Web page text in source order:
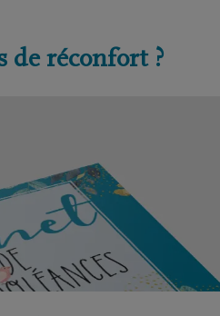
de réconfort ?